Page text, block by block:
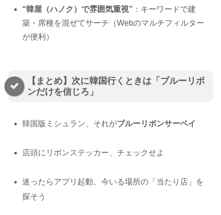
“韓屋（ハノク）で雰囲気重視” ：キーワードで建
築・席種を混ぜてサーチ（Webのマルチフィルター
が便利）
【まとめ】次に韓国行くときは「ブルーリボ
ンだけを信じろ」
韓国版ミシュラン、それがブルーリボンサーベイ
店頭にリボンステッカー、チェックせよ
迷ったらアプリ起動、今いる場所の「当たり店」を
探そう